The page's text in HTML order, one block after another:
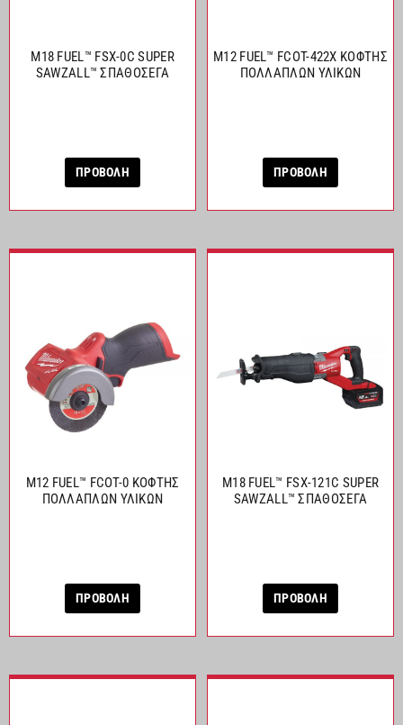
M18 FUEL™ FSX-0C SUPER
SAWZALL™ ΣΠΑΘΟΣΕΓΑ
ΠΡΟΒΟΛΗ
M12 FUEL™ FCOT-422X ΚΟΦΤΗΣ
ΠΟΛΛΑΠΛΩΝ ΥΛΙΚΩΝ
ΠΡΟΒΟΛΗ
M12 FUEL™ FCOT-0 ΚΟΦΤΗΣ
ΠΟΛΛΑΠΛΩΝ ΥΛΙΚΩΝ
ΠΡΟΒΟΛΗ
M18 FUEL™ FSX-121C SUPER
SAWZALL™ ΣΠΑΘΟΣΕΓΑ
ΠΡΟΒΟΛΗ